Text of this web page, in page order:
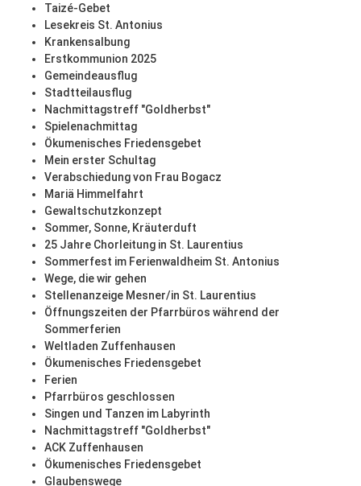
Taizé-Gebet
Lesekreis St. Antonius
Krankensalbung
Erstkommunion 2025
Gemeindeausflug
Stadtteilausflug
Nachmittagstreff "Goldherbst"
Spielenachmittag
Ökumenisches Friedensgebet
Mein erster Schultag
Verabschiedung von Frau Bogacz
Mariä Himmelfahrt
Gewaltschutzkonzept
Sommer, Sonne, Kräuterduft
25 Jahre Chorleitung in St. Laurentius
Sommerfest im Ferienwaldheim St. Antonius
Wege, die wir gehen
Stellenanzeige Mesner/in St. Laurentius
Öffnungszeiten der Pfarrbüros während der
Sommerferien
Weltladen Zuffenhausen
Ökumenisches Friedensgebet
Ferien
Pfarrbüros geschlossen
Singen und Tanzen im Labyrinth
Nachmittagstreff "Goldherbst"
ACK Zuffenhausen
Ökumenisches Friedensgebet
Glaubenswege